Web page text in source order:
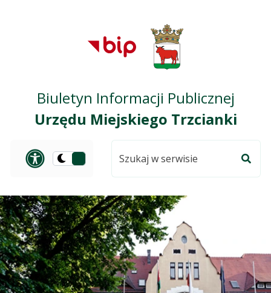
Przejdź do
głównego menu
Przejdź do treści
Przejdź do mapy
serwisu
Biuletyn Informacji Publicznej
Urzędu Miejskiego Trzcianki
Panel dostosowania
Przełącz
ciemną
serwisie